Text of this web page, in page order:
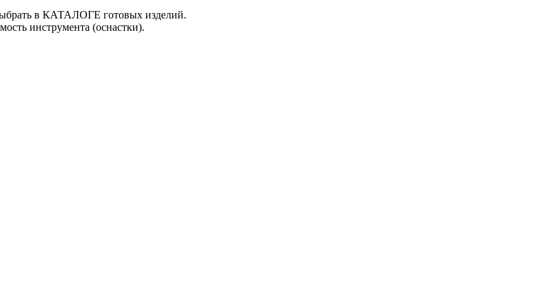
в КАТАЛОГЕ готовых изделий.
инструмента (оснастки).